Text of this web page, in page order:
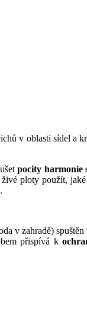
v oblasti sídel a
pocity harmonie
ploty použít,
v zahradě)
přispívá k